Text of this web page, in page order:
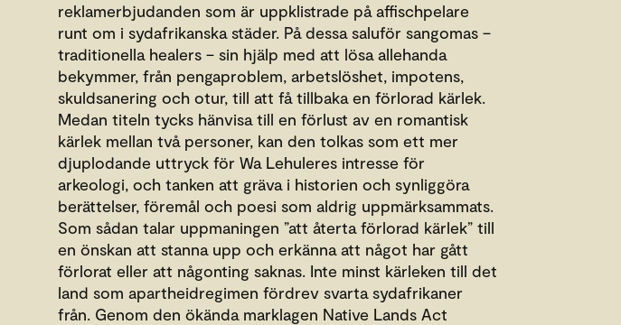
reklamerbjudanden som är uppklistrade på affischpelare
runt om i sydafrikanska städer. På dessa saluför sangomas –
traditionella healers – sin hjälp med att lösa allehanda
bekymmer, från pengaproblem, arbetslöshet, impotens,
skuldsanering och otur, till att få tillbaka en förlorad kärlek.
Medan titeln tycks hänvisa till en förlust av en romantisk
kärlek mellan två personer, kan den tolkas som ett mer
djuplodande uttryck för Wa Lehuleres intresse för
arkeologi, och tanken att gräva i historien och synliggöra
berättelser, föremål och poesi som aldrig uppmärksammats.
Som sådan talar uppmaningen ”att återta förlorad kärlek” till
en önskan att stanna upp och erkänna att något har gått
förlorat eller att någonting saknas. Inte minst kärleken till det
land som apartheidregimen fördrev svarta sydafrikaner
från. Genom den ökända marklagen Native Lands Act